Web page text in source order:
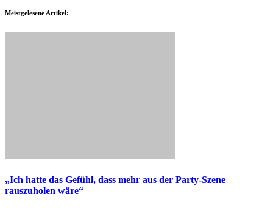
Meistgelesene Artikel:
„Ich hatte das Gefühl, dass mehr aus der Party-Szene
rauszuholen wäre“